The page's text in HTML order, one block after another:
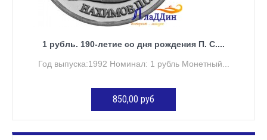
1 рубль. 190-летие со дня рождения П. С....
Год выпуска:1992 Номинал: 1 рубль Монетный...
850,00 руб